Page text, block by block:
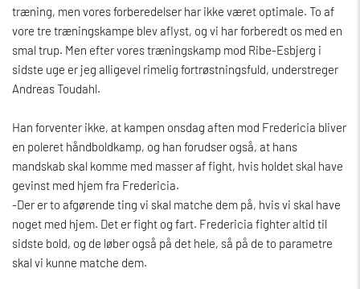
træning, men vores forberedelser har ikke været optimale. To af
vore tre træningskampe blev aflyst, og vi har forberedt os med en
smal trup. Men efter vores træningskamp mod Ribe-Esbjerg i
sidste uge er jeg alligevel rimelig fortrøstningsfuld, understreger
Andreas Toudahl.
Han forventer ikke, at kampen onsdag aften mod Fredericia bliver
en poleret håndboldkamp, og han forudser også, at hans
mandskab skal komme med masser af fight, hvis holdet skal have
gevinst med hjem fra Fredericia.
-Der er to afgørende ting vi skal matche dem på, hvis vi skal have
noget med hjem. Det er fight og fart. Fredericia fighter altid til
sidste bold, og de løber også på det hele, så på de to parametre
skal vi kunne matche dem.